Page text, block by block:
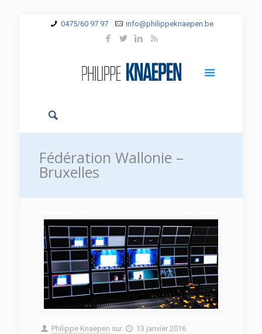
0475/60 97 97 info@philippeknaepen.be
Fédération Wallonie –
Bruxelles
Philippe Knaepen sur 13 janvier 2016